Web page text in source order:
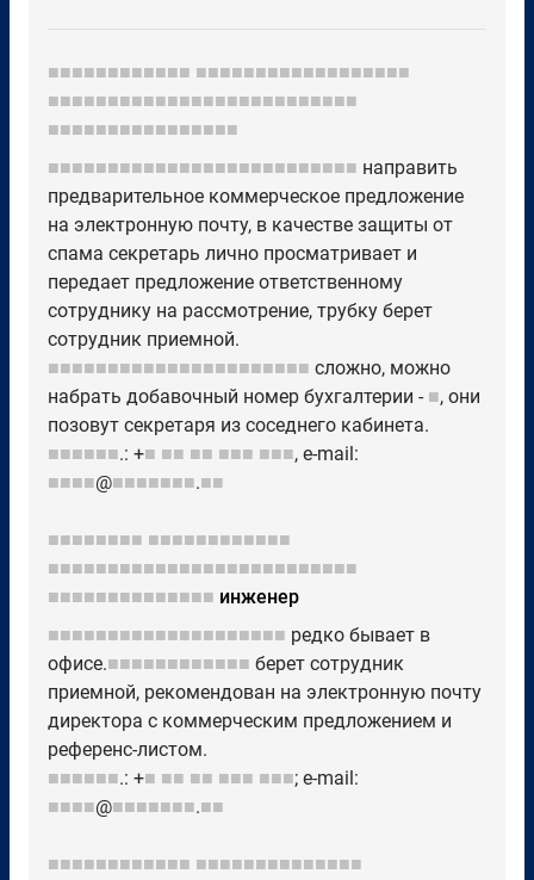
■■■■■■■■■■■■ ■■■■■■■■■■■■■■■■■■
■■■■■■■■■■■■■■■■■■■■■■■■■■
■■■■■■■■■■■■■■■■
■■■■■■■■■■■■■■■■■■■■■■■■■■ направить
предварительное коммерческое предложение
на электронную почту, в качестве защиты от
спама секретарь лично просматривает и
передает предложение ответственному
сотруднику на рассмотрение, трубку берет
сотрудник приемной.
■■■■■■■■■■■■■■■■■■■■■■ сложно, можно
набрать добавочный номер бухгалтерии - ■, они
позовут секретаря из соседнего кабинета.
■■■■■■.: +■ ■■ ■■ ■■■ ■■■, e-mail:
■■■■@■■■■■■■.■■
■■■■■■■■ ■■■■■■■■■■■■
■■■■■■■■■■■■■■■■■■■■■■■■■■
■■■■■■■■■■■■■■ инженер
■■■■■■■■■■■■■■■■■■■■ редко бывает в
офисе.■■■■■■■■■■■■ берет сотрудник
приемной, рекомендован на электронную почту
директора с коммерческим предложением и
референс-листом.
■■■■■■.: +■ ■■ ■■ ■■■ ■■■; e-mail:
■■■■@■■■■■■■.■■
■■■■■■■■■■■■ ■■■■■■■■■■■■■■